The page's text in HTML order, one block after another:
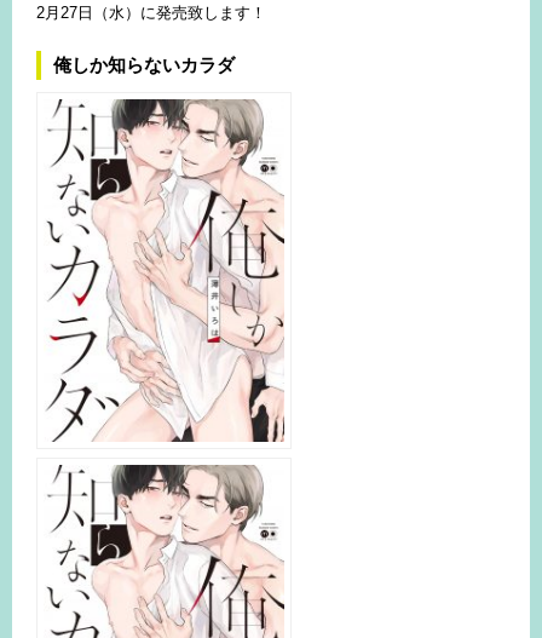
2月27日（水）に発売致します！
俺しか知らないカラダ